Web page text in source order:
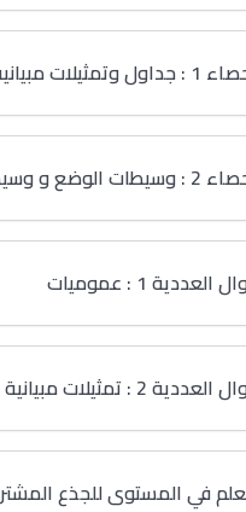
وتمثيلات مبيانية
و وسيطات التشتت
العددية 1 : عموميات
2 : تمثيلات مبيانية و قراءة
في المستوى للجذع